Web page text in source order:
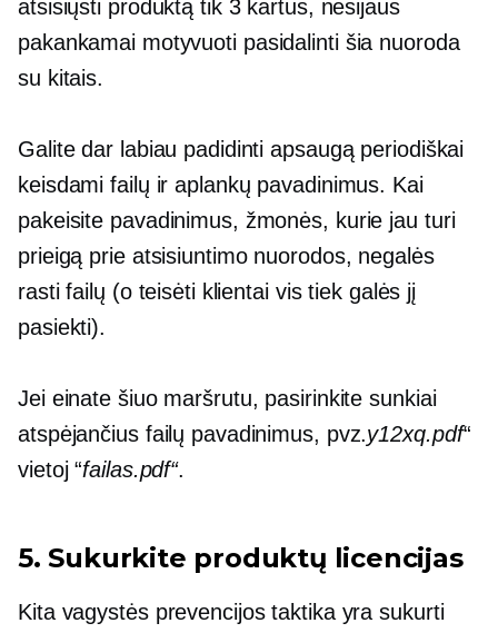
atsisiųsti produktą tik 3 kartus, nesijaus
pakankamai motyvuoti pasidalinti šia nuoroda
su kitais.
Galite dar labiau padidinti apsaugą periodiškai
keisdami failų ir aplankų pavadinimus. Kai
pakeisite pavadinimus, žmonės, kurie jau turi
prieigą prie atsisiuntimo nuorodos, negalės
rasti failų (o teisėti klientai vis tiek galės jį
pasiekti).
Jei einate šiuo maršrutu, pasirinkite sunkiai
atspėjančius failų pavadinimus, pvz.y12xq.pdf“
vietoj “failas.pdf“.
5. Sukurkite produktų licencijas
Kita vagystės prevencijos taktika yra sukurti